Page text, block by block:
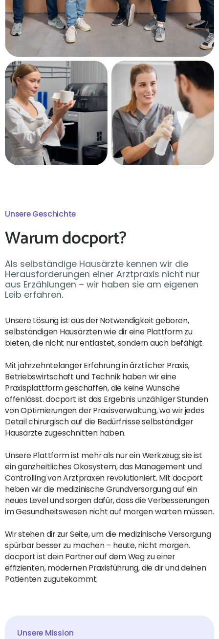
Unsere Geschichte
Warum docport?
Als selbständige Hausärzte kennen wir die
Herausforderungen einer Arztpraxis nicht nur
aus Erzählungen – wir haben sie am eigenen
Leib erfahren.
Unsere Lösung ist aus der Notwendigkeit geboren,
selbständigen Hausärzten wie dir eine Plattform zu
bieten, die nicht nur entlastet, sondern auch befähigt.
Mit jahrzehntelanger Erfahrung in ärztlicher Praxis,
Betriebswirtschaft und Technik haben wir eine
Praxisplattform geschaffen, die keine Wünsche
offenlässt. docport ist das Ergebnis unzähliger Stunden
von Optimierungen der Praxisverwaltung, wo wir jedes
Detail chirurgisch auf die Bedürfnisse selbständiger
Hausärzte zugeschnitten haben.
Unsere Plattform ist mehr als nur ein Werkzeug; sie ist
ein ganzheitliches Ökosystem, das Management und
Controlling von Arztpraxen revolutioniert. Mit docport
heben wir die medizinische Grundversorgung auf ein
neues Level und sorgen dafür, dass die Verbesserungen
im Gesundheitswesen nicht auf morgen warten müssen.
Wir stehen dir zur Seite, um die medizinische Versorgung
spürbar besser zu machen – heute, nicht morgen.
docport ist dein Partner auf dem Weg zu einer
effizienten, modernen Praxisführung, die dir und deinen
Patienten zugutekommt.
Unsere Mission